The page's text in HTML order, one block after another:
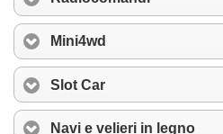
Mini4wd
Slot Car
Navi e velieri in legno